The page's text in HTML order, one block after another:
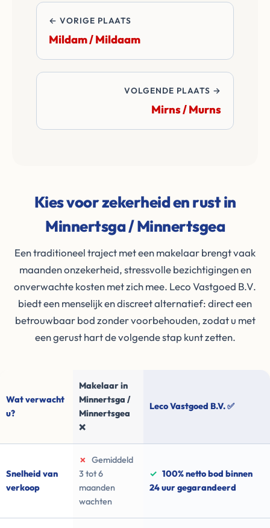
← VORIGE PLAATS
Mildam / Mildaam
VOLGENDE PLAATS →
Mirns / Murns
Kies voor zekerheid en rust in
Minnertsga / Minnertsgea
Een traditioneel traject met een makelaar brengt vaak
maanden onzekerheid, stressvolle bezichtigingen en
onverwachte kosten met zich mee. Leco Vastgoed B.V.
biedt een menselijk en discreet alternatief: direct een
betrouwbaar bod zonder voorbehouden, zodat u met
een gerust hart de volgende stap kunt zetten.
Wat verwacht
u?
Makelaar in
Minnertsga /
Minnertsgea
❌
Leco Vastgoed B.V. ✅
Snelheid van
verkoop
✗
Gemiddeld
3 tot 6
maanden
wachten
✓ 100% netto bod binnen
24 uur gegarandeerd